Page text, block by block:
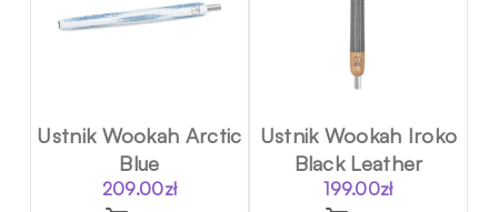
Ustnik Wookah Arctic
Blue
209.00zł
Ustnik Wookah Iroko
Black Leather
199.00zł